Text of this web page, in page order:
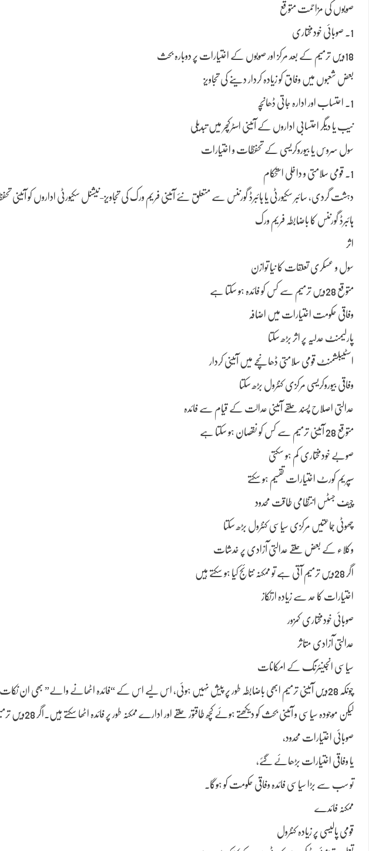
صوبوں کی مزاحمت متوقع
1. صوبائی خودمختاری
18ویں ترمیم کے بعد مرکز اور صوبوں کے اختیارات پر دوبارہ بحث
بعض شعبوں میں وفاق کو زیادہ کردار دینے کی تجاویز
1. احتساب اور ادارہ جاتی ڈھانچہ
نیب یا دیگر احتسابی اداروں کے آئینی اسٹرکچر میں تبدیلی
سول سروس یا بیوروکریسی کے تحفظات و اختیارات
1. قومی سلامتی و داخلی استحکام
دہشت گردی، سائبر سکیورٹی یا ہائبرڈ گورننس سے متعلق نئے آئینی فریم ورک کی تجاویز-نیشنل سکیورٹی اداروں کو آئینی
ہائبرڈ گورننس کا باضابطہ فریم ورک
اثر
سول و عسکری تعلقات کا نیا توازن
متوقع 28ویں ترمیم سے کس کو فائدہ ہو سکتا ہے
وفاقی حکومت اختیارات میں اضافہ
پارلیمنٹ عدلیہ پر اثر بڑھ سکتا
اسٹیبلشمنٹ قومی سلامتی ڈھانچے میں آئینی کردار
وفاقی بیوروکریسی مرکزی کنٹرول بڑھ سکتا
عدالتی اصلاح پسند حلقے آئینی عدالت کے قیام سے فائدہ
متوقع 28 آئینی ترمیم سے کس کو نقصان ہو سکتا ہے
صوبے خودمختاری کم ہو سکتی
سپریم کورٹ اختیارات تقسیم ہو سکتے
چیف جسٹس انتظامی طاقت محدود
چھوٹی جماعتیں مرکزی سیاسی کنٹرول بڑھ سکتا
وکلاء کے بعض حلقے عدالتی آزادی پر خدشات
اگر 28ویں ترمیم آتی ہے تو ممکنہ نتائج کیا ہو سکتے ہیں
اختیارات کا حد سے زیادہ ارتکاز
صوبائی خودمختاری کمزور
عدالتی آزادی متاثر
سیاسی انجینئرنگ کے امکانات
چونکہ 28ویں آئینی ترمیم ابھی باضابطہ طور پر پیش نہیں ہوئی، اس لیے اس کے “فائدہ اٹھانے والے” بھی ان نکات پر منحصر ہیں جو آخرکار ترمیم میں شامل ہوں گے۔
لیکن موجودہ سیاسی و آئینی بحث کو دیکھتے ہوئے کچھ طاقتور حلقے اور ادارے ممکنہ طور پر فائدہ اٹھا سکتے ہیں۔اگر 28ویں ترمیم میں:
صوبائی اختیارات محدود،
یا وفاقی اختیارات بڑھائے گئے،
تو سب سے بڑا سیاسی فائدہ وفاقی حکومت کو ہوگا۔
ممکنہ فائدے
قومی پالیسی پر زیادہ کنٹرول